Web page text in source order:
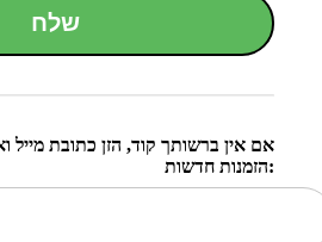
שלח
אם אין ברשותך קוד, הזן כתובת מייל
הזמנות חדשות: